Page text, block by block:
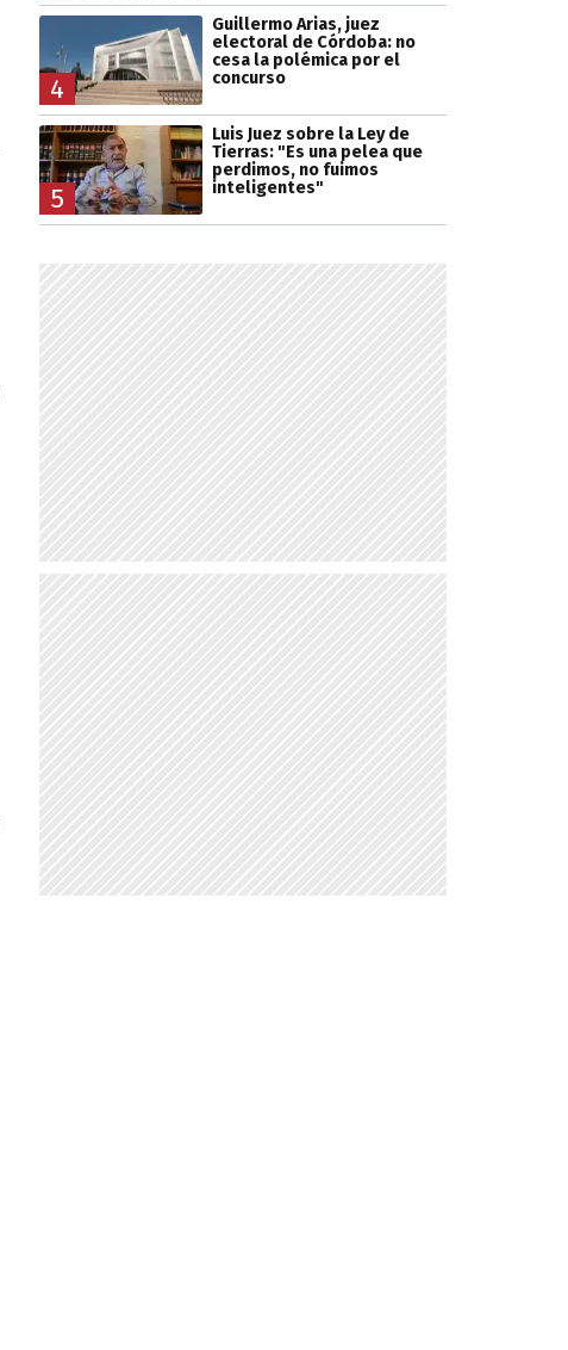
4
Guillermo Arias, juez
electoral de Córdoba: no
cesa la polémica por el
concurso
5
Luis Juez sobre la Ley de
Tierras: "Es una pelea que
perdimos, no fuimos
inteligentes"